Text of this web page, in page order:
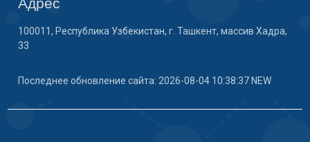
100011, Республика Узбекистан, г. Ташкент, массив Хадра,
33
Последнее обновление сайта: 2026-08-04 10:38:37 NEW